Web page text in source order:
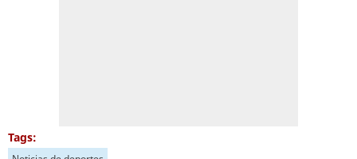
Tags: